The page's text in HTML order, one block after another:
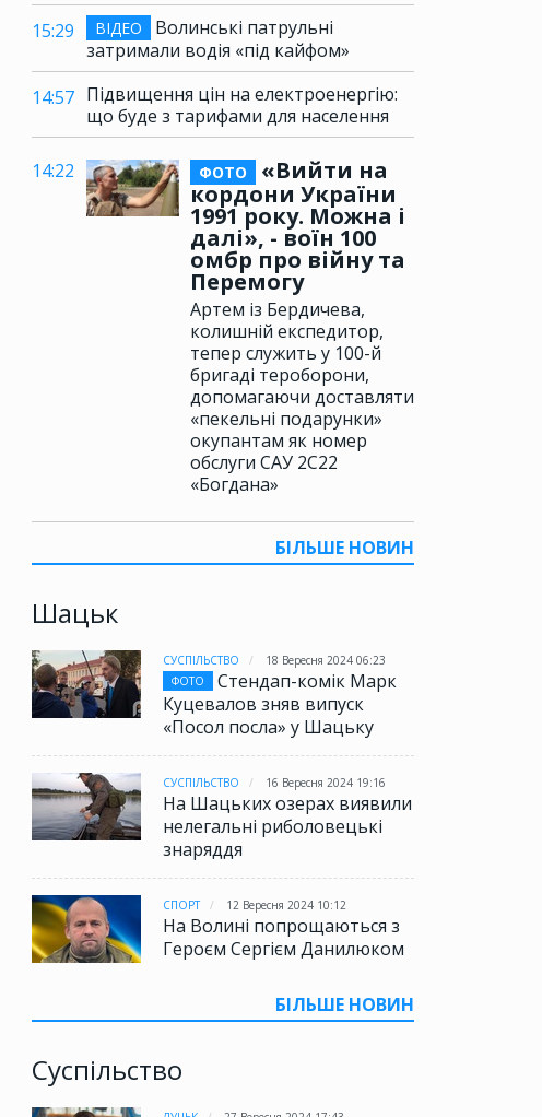
15:29 ВІДЕО
Волинські патрульні
затримали водія «під кайфом»
14:57 Підвищення цін на електроенергію:
що буде з тарифами для населення
14:22 ФОТО
«Вийти на
кордони України
1991 року. Можна і
далі», - воїн 100
омбр про війну та
Перемогу
Артем із Бердичева,
колишній експедитор,
тепер служить у 100-й
бригаді тероборони,
допомагаючи доставляти
«пекельні подарунки»
окупантам як номер
обслуги САУ 2С22
«Богдана»
БІЛЬШЕ НОВИН
Шацьк
СУСПІЛЬСТВО
18 Вересня 2024 06:23
ФОТО
Стендап-комік Марк
Куцевалов зняв випуск
«Посол посла» у Шацьку
СУСПІЛЬСТВО 16 Вересня 2024 19:16
На Шацьких озерах виявили
нелегальні риболовецькі
знаряддя
СПОРТ 12 Вересня 2024 10:12
На Волині попрощаються з
Героєм Сергієм Данилюком
БІЛЬШЕ НОВИН
Суспільство